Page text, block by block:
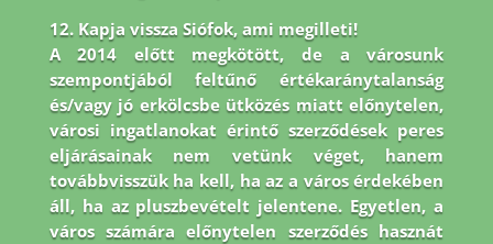
12. Kapja vissza Siófok, ami megilleti!
A 2014 előtt megkötött, de a városunk
szempontjából feltűnő értékaránytalanság
és/vagy jó erkölcsbe ütközés miatt előnytelen,
városi ingatlanokat érintő szerződések peres
eljárásainak nem vetünk véget, hanem
továbbvisszük ha kell, ha az a város érdekében
áll, ha az pluszbevételt jelentene. Egyetlen, a
város számára előnytelen szerződés hasznát